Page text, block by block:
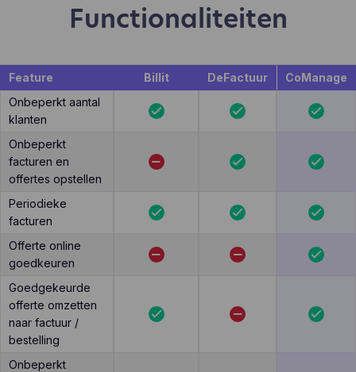
Functionaliteiten
Feature Billit DeFactuur
CoManage
Onbeperkt aantal
klanten
Onbeperkt
facturen en
offertes opstellen
Periodieke
facturen
Offerte online
goedkeuren
Goedgekeurde
offerte omzetten
naar factuur /
bestelling
Onbeperkt